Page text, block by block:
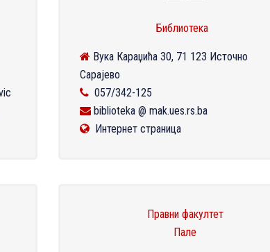
Библиотека
Вука Караџића 30, 71 123 Источно
Сарајево
057/342-125
biblioteka @ mak.ues.rs.ba
Интернет страница
Правни факултет
Пале